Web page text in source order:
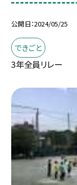
公開日 2024/05/25
できごと
3年全員リレー